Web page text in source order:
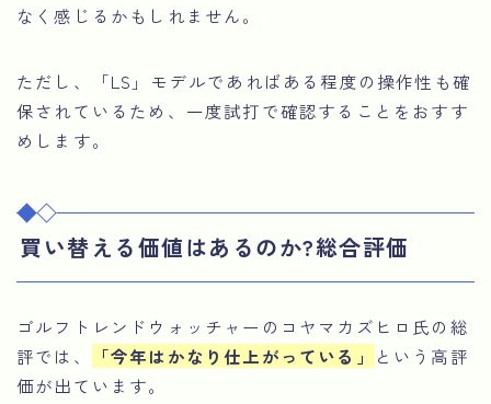
なく感じるかもしれません。
ただし、「LS」モデルであればある程度の操作性も確
保されているため、一度試打で確認することをおすす
めします。
買い替える価値はあるのか?総合評価
ゴルフトレンドウォッチャーのコヤマカズヒロ氏の総
評では、
「今年はかなり仕上がっている」
という高評
価が出ています。